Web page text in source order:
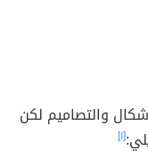
والتصاميم لكن
[١]